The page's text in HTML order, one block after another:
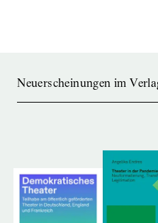
Neuerscheinungen im